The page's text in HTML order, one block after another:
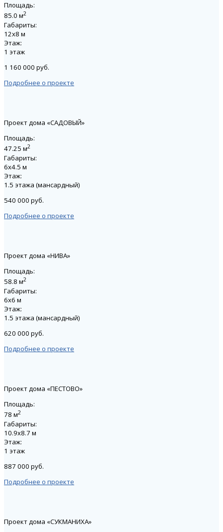
Площадь:
85.0 м2
Габариты:
12х8 м
Этаж:
1 этаж
1 160 000 руб.
Подробнее о проекте
Проект дома «САДОВЫЙ»
Площадь:
47.25 м2
Габариты:
6х4.5 м
Этаж:
1.5 этажа (мансардный)
540 000 руб.
Подробнее о проекте
Проект дома «НИВА»
Площадь:
58.8 м2
Габариты:
6х6 м
Этаж:
1.5 этажа (мансардный)
620 000 руб.
Подробнее о проекте
Проект дома «ПЕСТОВО»
Площадь:
78 м2
Габариты:
10.9х8.7 м
Этаж:
1 этаж
887 000 руб.
Подробнее о проекте
Проект дома «СУКМАНИХА»